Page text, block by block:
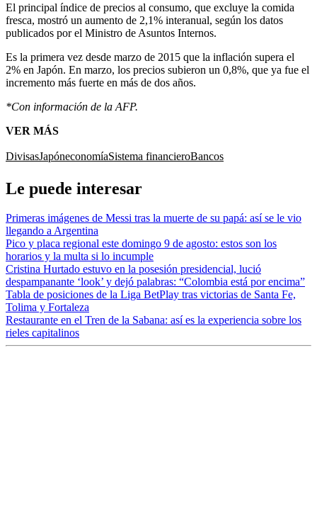
El principal índice de precios al consumo, que excluye la comida
fresca, mostró un aumento de 2,1% interanual, según los datos
publicados por el Ministro de Asuntos Internos.
Es la primera vez desde marzo de 2015 que la inflación supera el
2% en Japón. En marzo, los precios subieron un 0,8%, que ya fue el
incremento más fuerte en más de dos años.
*Con información de la AFP.
VER MÁS
DivisasJapóneconomíaSistema financieroBancos
Le puede interesar
Primeras imágenes de Messi tras la muerte de su papá: así se le vio
llegando a Argentina
Pico y placa regional este domingo 9 de agosto: estos son los
horarios y la multa si lo incumple
Cristina Hurtado estuvo en la posesión presidencial, lució
despampanante ‘look’ y dejó palabras: “Colombia está por encima”
Tabla de posiciones de la Liga BetPlay tras victorias de Santa Fe,
Tolima y Fortaleza
Restaurante en el Tren de la Sabana: así es la experiencia sobre los
rieles capitalinos